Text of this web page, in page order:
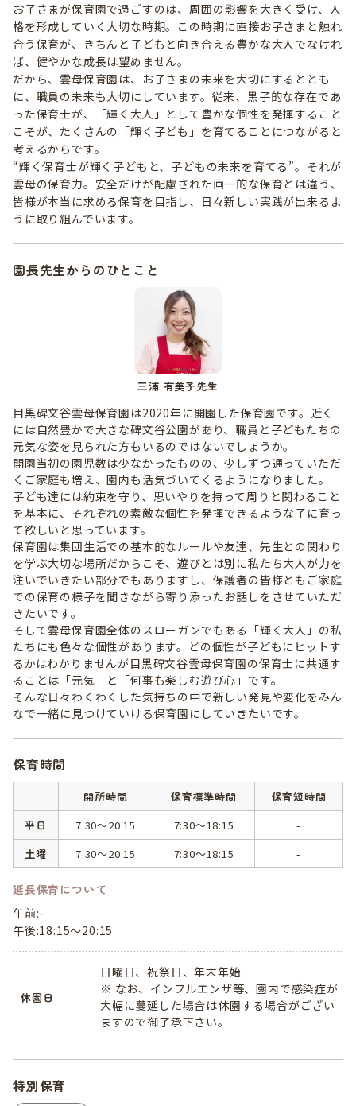
お子さまが保育園で過ごすのは、周囲の影響を大きく受け、人
格を形成していく大切な時期。この時期に直接お子さまと触れ
合う保育が、きちんと子どもと向き合える豊かな大人でなけれ
ば、健やかな成長は望めません。
だから、雲母保育園は、お子さまの未来を大切にするととも
に、職員の未来も大切にしています。従来、黒子的な存在であ
った保育士が、「輝く大人」として豊かな個性を発揮すること
こそが、たくさんの「輝く子ども」を育てることにつながると
考えるからです。
“輝く保育士が輝く子どもと、子どもの未来を育てる”。それが
雲母の保育力。安全だけが配慮された画一的な保育とは違う、
皆様が本当に求める保育を目指し、日々新しい実践が出来るよ
うに取り組んでいます。
園長先生からのひとこと
三浦 有美子先生
目黒碑文谷雲母保育園は2020年に開園した保育園です。近く
には自然豊かで大きな碑文谷公園があり、職員と子どもたちの
元気な姿を見られた方もいるのではないでしょうか。
開園当初の園児数は少なかったものの、少しずつ通っていただ
くご家庭も増え、園内も活気づいてくるようになりました。
子ども達には約束を守り、思いやりを持って周りと関わること
を基本に、それぞれの素敵な個性を発揮できるような子に育っ
て欲しいと思っています。
保育園は集団生活での基本的なルールや友達、先生との関わり
を学ぶ大切な場所だからこそ、遊びとは別に私たち大人が力を
注いでいきたい部分でもありますし、保護者の皆様ともご家庭
での保育の様子を聞きながら寄り添ったお話しをさせていただ
きたいです。
そして雲母保育園全体のスローガンでもある「輝く大人」の私
たちにも色々な個性があります。どの個性が子どもにヒットす
るかはわかりませんが目黒碑文谷雲母保育園の保育士に共通す
ることは「元気」と「何事も楽しむ遊び心」です。
そんな日々わくわくした気持ちの中で新しい発見や変化をみん
なで一緒に見つけていける保育園にしていきたいです。
保育時間
開所時間 保育標準時間
保育短時間
平日
7:30～20:15 7:30～18:15
-
土曜
7:30～20:15 7:30～18:15 -
延長保育について
午前:-
午後:18:15～20:15
休園日
日曜日、祝祭日、年末年始
※ なお、インフルエンザ等、園内で感染症が
大幅に蔓延した場合は休園する場合がござい
ますので御了承下さい。
特別保育